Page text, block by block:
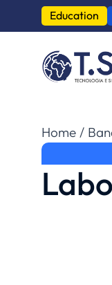
Education
Tu sei qui:
Home